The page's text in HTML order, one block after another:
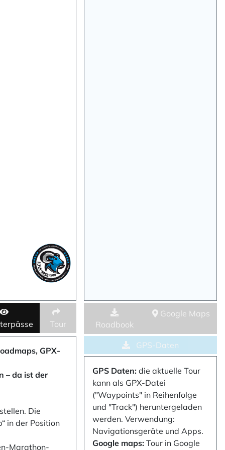
Tour Roadbook
Google Maps
GPX-
– da ist der
Die
in der Position
Marathon-
GPS-Daten
GPS Daten: die aktuelle Tour
kann als GPX-Datei
("Waypoints" in Reihenfolge
und "Track") heruntergeladen
werden. Verwendung:
Navigationsgeräte und Apps.
Google maps: Tour in Google